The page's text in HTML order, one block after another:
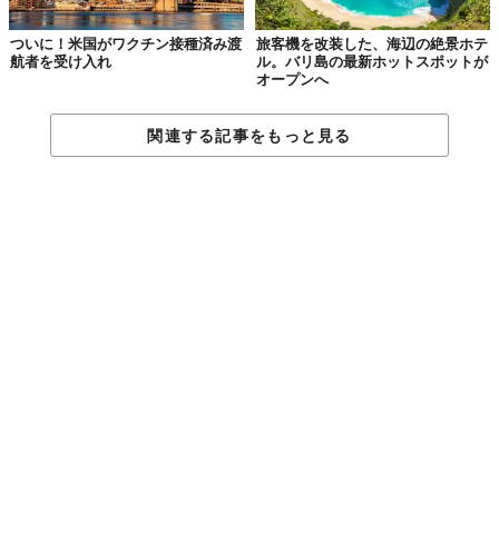
ついに！米国がワクチン接種済み渡
航者を受け入れ
旅客機を改装した、海辺の絶景ホテ
ル。バリ島の最新ホットスポットが
オープンへ
関連する記事をもっと見る